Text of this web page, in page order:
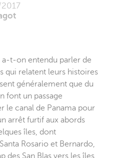
a-t-on entendu parler de
qui relatent leurs histoires
généralement que du
font un passage
le canal de Panama pour
arrêt furtif aux abords
îles, dont
Rosario et Bernardo,
des San Blas vers les îles